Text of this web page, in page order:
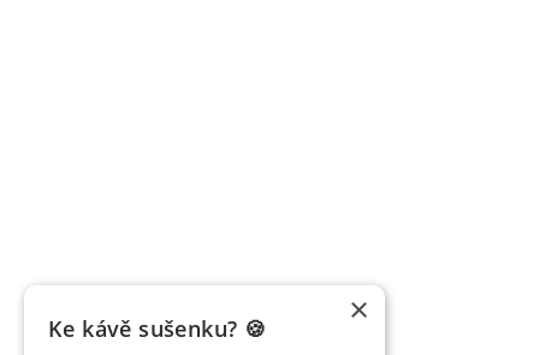
×
Ke kávě sušenku? 🍪